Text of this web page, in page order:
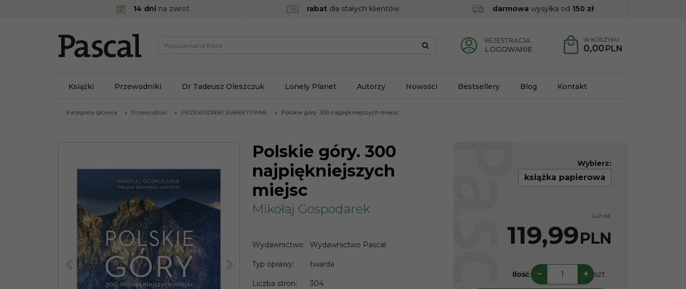
14 dni na zwrot rabat dla stałych klientów darmowa wysyłka od 150 zł
REJESTRACJA
LOGOWANIE
W KOSZYKU:
0,00 PLN
Książki Przewodniki Dr Tadeusz Oleszczuk Lonely Planet Autorzy Nowości Bestsellery Blog Kontakt
Kategoria główna Przewodniki PRZEWODNIKI SUBIEKTYWNE Polskie góry. 300 najpiękniejszych miejsc
<
Polskie góry. 300
najpiękniejszych
miejsc
Mikołaj Gospodarek
Wydawnictwo: Wydawnictwo Pascal
Typ oprawy: twarda
Liczba stron: 304
Wybierz:
książka papierowa
Już od:
119,99PLN
Ilość: − + szt.